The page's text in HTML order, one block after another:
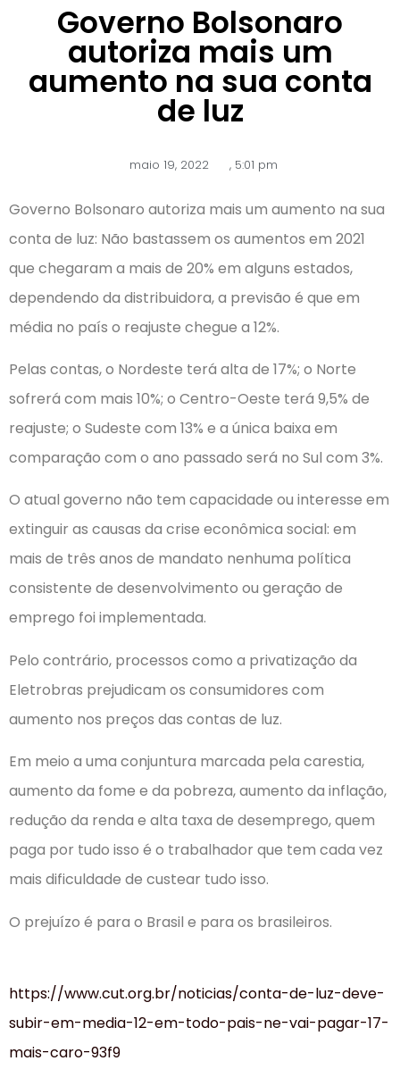
Governo Bolsonaro
autoriza mais um
aumento na sua conta
de luz
maio 19, 2022 , 5:01 pm
Governo Bolsonaro autoriza mais um aumento na sua
conta de luz: Não bastassem os aumentos em 2021
que chegaram a mais de 20% em alguns estados,
dependendo da distribuidora, a previsão é que em
média no país o reajuste chegue a 12%.
Pelas contas, o Nordeste terá alta de 17%; o Norte
sofrerá com mais 10%; o Centro-Oeste terá 9,5% de
reajuste; o Sudeste com 13% e a única baixa em
comparação com o ano passado será no Sul com 3%.
O atual governo não tem capacidade ou interesse em
extinguir as causas da crise econômica social: em
mais de três anos de mandato nenhuma política
consistente de desenvolvimento ou geração de
emprego foi implementada.
Pelo contrário, processos como a privatização da
Eletrobras prejudicam os consumidores com
aumento nos preços das contas de luz.
Em meio a uma conjuntura marcada pela carestia,
aumento da fome e da pobreza, aumento da inflação,
redução da renda e alta taxa de desemprego, quem
paga por tudo isso é o trabalhador que tem cada vez
mais dificuldade de custear tudo isso.
O prejuízo é para o Brasil e para os brasileiros.
https://www.cut.org.br/noticias/conta-de-luz-deve-
subir-em-media-12-em-todo-pais-ne-vai-pagar-17-
mais-caro-93f9